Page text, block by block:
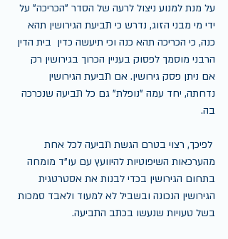
על מנת למנוע ניצול לרעה של הסדר "הכריכה" על
ידי מי מבני הזוג, נדרש כי תביעת הגירושין תהא
כנה, כי הכריכה תהא כנה וכי תיעשה כדין  בית הדין
הרבני מוסמך לפסוק בעניין הכרוך בגירושין רק
אם ניתן פסק גירושין. אם תביעת הגירושין
נדחתה, יחד עמה "נופלת" גם כל תביעה שנכרכה
בה.
לפיכך, רצוי בטרם הגשת תביעה לכל אחת
מהערכאות השיפוטיות להיוועץ עם עו"ד מומחה
בתחום הגירושין בכדי לבנות את אסטרטגית
הגירושין הנכונה ובשביל לא למעוד ולאבד סמכות
בשל טעויות שנעשו בכתב התביעה.